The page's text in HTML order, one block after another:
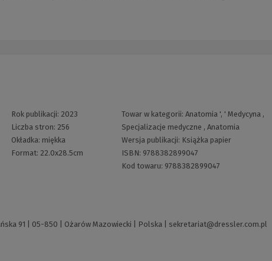
Rok publikacji: 2023
Liczba stron: 256
Okładka: miękka
Format: 22.0x28.5cm
Towar w kategorii: Anatomia', ' Medycyna,
Specjalizacje medyczne , Anatomia
Wersja publikacji: Książka papier
ISBN: 9788382899047
Kod towaru: 9788382899047
91 | 05-850 | Ożarów Mazowiecki | Polska | sekretariat@dressler.com.pl